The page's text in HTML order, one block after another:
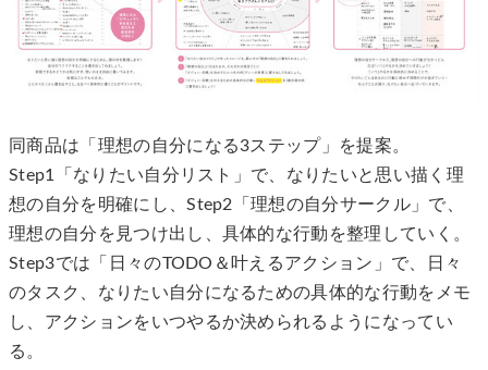
同商品は「理想の自分になる3ステップ」を提案。
Step1「なりたい自分リスト」で、なりたいと思い描く理
想の自分を明確にし、Step2「理想の自分サークル」で、
理想の自分を見つけ出し、具体的な行動を整理していく。
Step3では「日々のTODO＆叶えるアクション」で、日々
のタスク、なりたい自分になるための具体的な行動をメモ
し、アクションをいつやるか決められるようになってい
る。